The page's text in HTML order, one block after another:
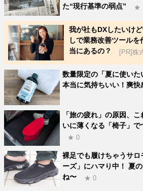
た“現行基準の弱点”
★
我が社もDXしたいけ
しで業務改善ツール
当にあるの？
[PR]株
数量限定の「夏に使いた
本当に気持ちいい！爽快
「旅の疲れ」の原因、
いに薄くなる「椅子」で
★ 0
裸足でも履けちゃうサ
ーズ」にハマり中！ 夏
ね〜
★ 0